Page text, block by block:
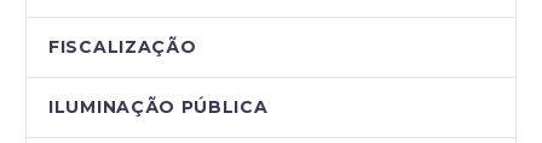
FISCALIZAÇÃO
ILUMINAÇÃO PÚBLICA